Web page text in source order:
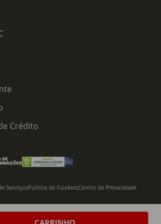
Crédito
Hipermercados, S.A. Todos os direitos reservados
ServiçosPolítica de CookiesCentro de Privacidade